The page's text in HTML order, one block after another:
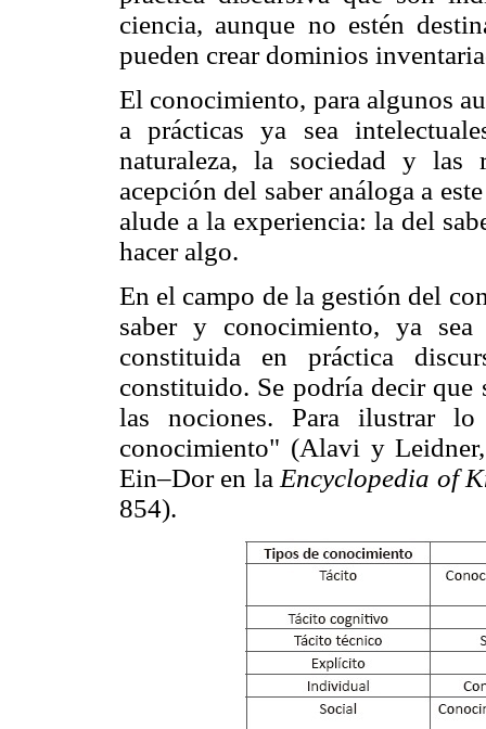
ciencia, aunque no estén
pueden crear dominios
El conocimiento, para algunos
a prácticas ya sea
naturaleza, la sociedad y las
acepción del saber análoga a
alude a la experiencia: la del
hacer algo.
En el campo de la gestión del
saber y conocimiento, ya
constituida en práctica
constituido. Se podría decir
las nociones. Para ilustrar
conocimiento" (Alavi y
Ein–Dor en la Encyclopedia of
854).